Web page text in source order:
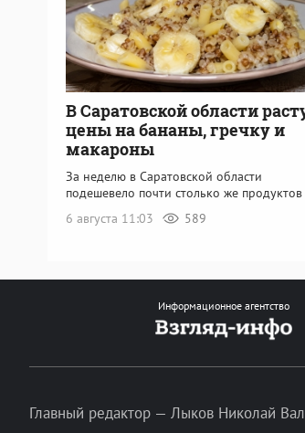
В Саратовской области
цены на бананы, гречку и
макароны
За неделю в Саратовской области
подешевело почти столько же продуктов
6 августа 11:03
589
Информационное агентство
Главный редактор — Лыков Николай